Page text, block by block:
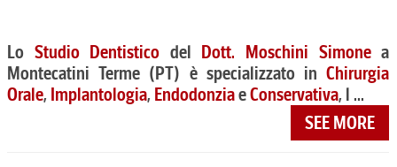
Lo Studio Dentistico del Dott. Moschini Simonea
Montecatini Terme (PT) è specializzato inChirurgia
Orale, Implantologia, EndodonziaeConservativa, l ...
SEE MORE